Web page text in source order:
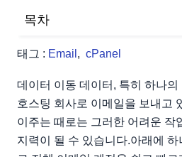
태그 : Email , cPanel
목차
이전합니까?
데이터 이동 데이터, 특히 하나
호스팅 회사로 이메일을 보내고
이주는 때로는 그러한 어려운 작
지력이 될 수 있습니다.아래에